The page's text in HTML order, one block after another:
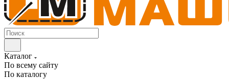
Каталог
По всему сайту
По каталогу